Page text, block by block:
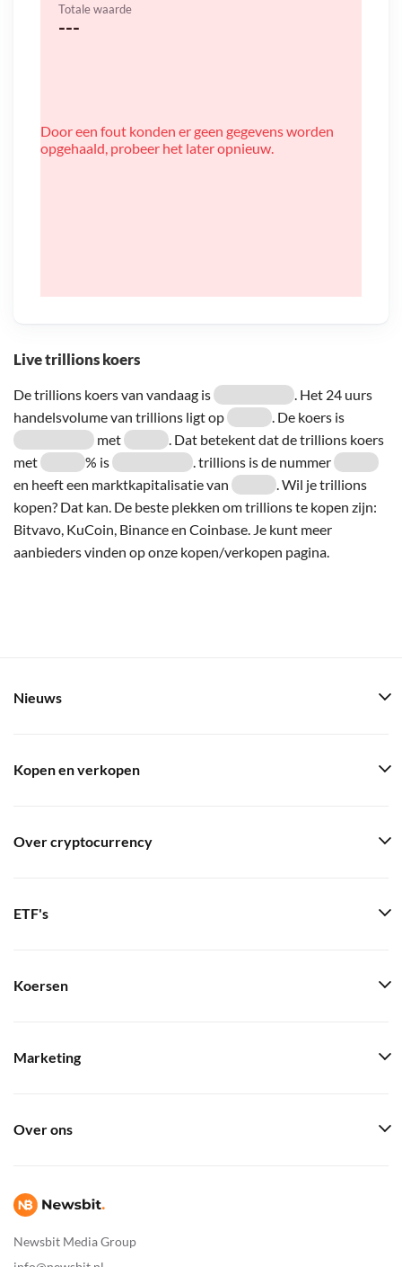
Live trillions koers
De trillions koers van vandaag is
. Het 24 uurs
handelsvolume van trillions ligt op
. De koers is
met
. Dat betekent dat de trillions koers
met
% is
. trillions is de nummer
en heeft een marktkapitalisatie van
. Wil je trillions
kopen? Dat kan. De beste plekken om trillions te kopen zijn:
Bitvavo, KuCoin, Binance en Coinbase. Je kunt meer
aanbieders vinden op onze kopen/verkopen pagina.
Totale waarde
---
Door een fout konden er geen gegevens worden
opgehaald, probeer het later opnieuw.
Newsbit Media Group
Nieuws
Kopen en verkopen
Over cryptocurrency
ETF's
Koersen
Marketing
Over ons